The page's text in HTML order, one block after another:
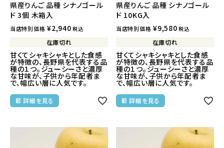
県産りんご 品種 シナノゴール
ド 3個 木箱入
当店特別価格 ¥2,940 税込
在庫切れ
甘くてシャキシャキとした食感
が特徴の、長野県を代表する品
種の１つ。ジューシーさと濃厚
な甘味が、子供から年配者ま
で、幅広い層に人気です。
詳細を見る
県産りんご 品種 シナノゴール
ド 10KG入
当店特別価格 ¥9,580 税込
在庫切れ
甘くてシャキシャキとした食感
が特徴の、長野県を代表する品
種の１つ。ジューシーさと濃厚
な甘味が、子供から年配者ま
で、幅広い層に人気です。
詳細を見る